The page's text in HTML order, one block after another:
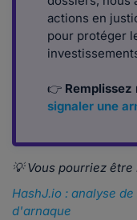
actions en
pour protéger
👉 Remplissez
signaler une
💡 Vous pourriez
HashJ.io : analyse
d'arnaque